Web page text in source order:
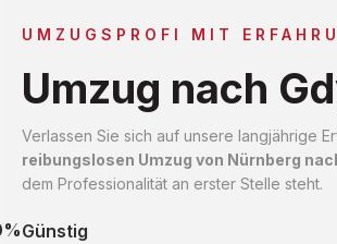
UMZUGSPROFI MIT
Umzug nach
Verlassen Sie sich auf unsere langjährige
reibungslosen Umzug von Nürnberg
dem Professionalität an erster Stelle steht.
Günstig